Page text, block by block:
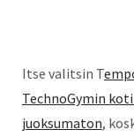
Itse valitsin T
TechnoGymin
juoksumaton,